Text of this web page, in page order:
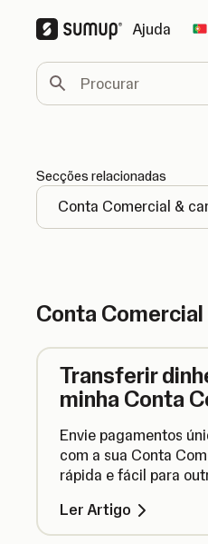
Ajuda
Procurar
Secções relacionadas
Conta Comercial &
Conta
Transferir
minha Conta
Envie pagamentos
com a sua Conta
rápida e fácil para
finanças.
Ler Artigo